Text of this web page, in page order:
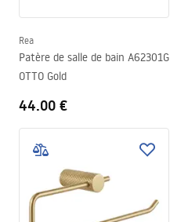
Rea
Patère de salle de bain A62301G
OTTO Gold
44.00 €